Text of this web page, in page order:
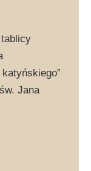
tablicy
Jana